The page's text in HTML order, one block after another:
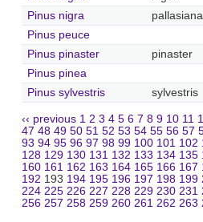
Pinus nigra
pallasiana
Pinus peuce
Pinus pinaster
pinaster
Pinus pinea
Pinus sylvestris
sylvestris
‹‹ previous 1 2 3 4 5 6 7 8 9 10 11
47 48 49 50 51 52 53 54 55 56 57
93 94 95 96 97 98 99 100 101 102
128 129 130 131 132 133 134 135
160 161 162 163 164 165 166 167
192 193 194 195 196 197 198 199
224 225 226 227 228 229 230 231
256 257 258 259 260 261 262 263